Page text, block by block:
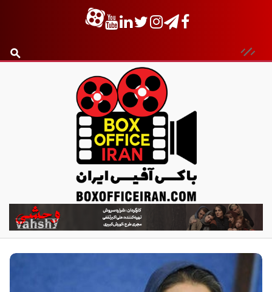
ب
ا
ک
س
آ
ف